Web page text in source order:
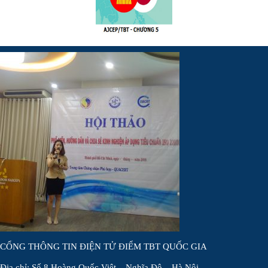
CỔNG THÔNG TIN ĐIỆN TỬ ĐIỂM TBT QUỐC GIA